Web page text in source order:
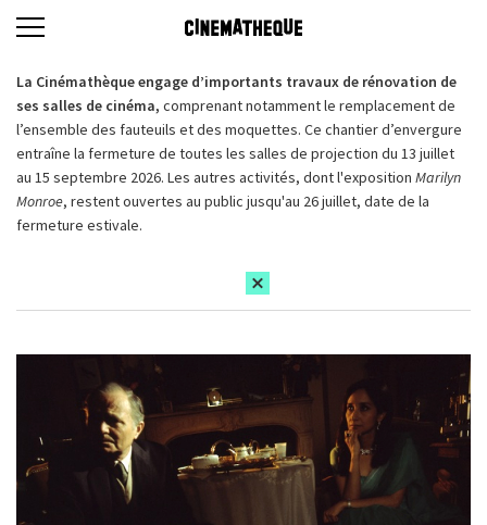
La Cinémathèque engage d’importants travaux de rénovation de
ses salles de cinéma, comprenant notamment le remplacement de
l’ensemble des fauteuils et des moquettes. Ce chantier d’envergure
entraîne la fermeture de toutes les salles de projection du 13 juillet
au 15 septembre 2026. Les autres activités, dont l'exposition Marilyn
Monroe, restent ouvertes au public jusqu'au 26 juillet, date de la
fermeture estivale.